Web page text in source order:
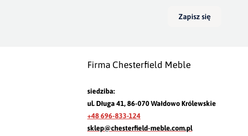
Zapisz się
Firma Chesterfield Meble
siedziba:
ul. Długa 41, 86-070 Wałdowo Królewskie
+48 696-833-124
sklep@chesterfield-meble.com.pl